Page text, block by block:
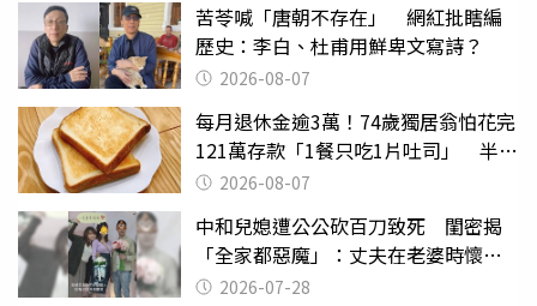
苦苓喊「唐朝不存在」 網紅批瞎編
歷史：李白、杜甫用鮮卑文寫詩？
2026-08-07
每月退休金逾3萬！74歲獨居翁怕花完
121萬存款「1餐只吃1片吐司」 半年
後暴瘦嚇壞女兒
2026-08-07
中和兒媳遭公公砍百刀致死 閨密揭
「全家都惡魔」：丈夫在老婆時懷孕
摔東西
2026-07-28